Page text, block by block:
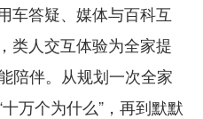
车答疑、媒体与百科互
类人交互体验为全家提
陪伴。从规划一次全家
万个为什么”，再到默默